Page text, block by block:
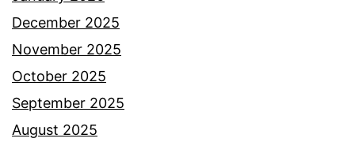
December 2025
November 2025
October 2025
September 2025
August 2025